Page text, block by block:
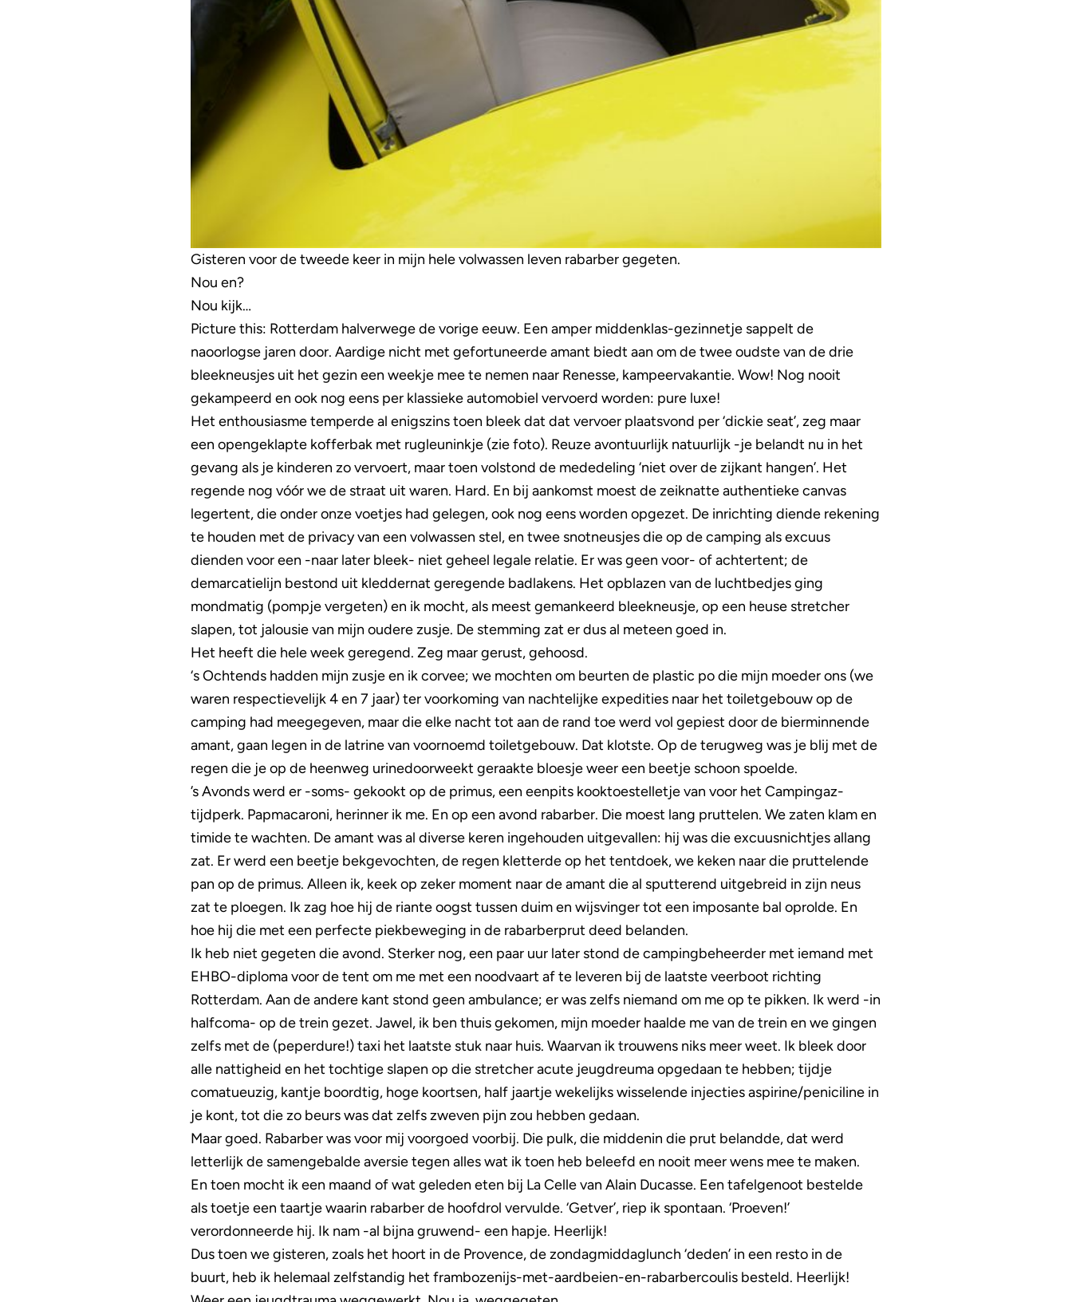
Gisteren voor de tweede keer in mijn hele volwassen leven rabarber gegeten.
Nou en?
Nou kijk…
Picture this: Rotterdam halverwege de vorige eeuw. Een amper middenklas-gezinnetje sappelt de
naoorlogse jaren door. Aardige nicht met gefortuneerde amant biedt aan om de twee oudste van de drie
bleekneusjes uit het gezin een weekje mee te nemen naar Renesse, kampeervakantie. Wow! Nog nooit
gekampeerd en ook nog eens per klassieke automobiel vervoerd worden: pure luxe!
Het enthousiasme temperde al enigszins toen bleek dat dat vervoer plaatsvond per ‘dickie seat’, zeg maar
een opengeklapte kofferbak met rugleuninkje (zie foto). Reuze avontuurlijk natuurlijk -je belandt nu in het
gevang als je kinderen zo vervoert, maar toen volstond de mededeling ‘niet over de zijkant hangen’. Het
regende nog vóór we de straat uit waren. Hard. En bij aankomst moest de zeiknatte authentieke canvas
legertent, die onder onze voetjes had gelegen, ook nog eens worden opgezet. De inrichting diende rekening
te houden met de privacy van een volwassen stel, en twee snotneusjes die op de camping als excuus
dienden voor een -naar later bleek- niet geheel legale relatie. Er was geen voor- of achtertent; de
demarcatielijn bestond uit kleddernat geregende badlakens. Het opblazen van de luchtbedjes ging
mondmatig (pompje vergeten) en ik mocht, als meest gemankeerd bleekneusje, op een heuse stretcher
slapen, tot jalousie van mijn oudere zusje. De stemming zat er dus al meteen goed in.
Het heeft die hele week geregend. Zeg maar gerust, gehoosd.
‘s Ochtends hadden mijn zusje en ik corvee; we mochten om beurten de plastic po die mijn moeder ons (we
waren respectievelijk 4 en 7 jaar) ter voorkoming van nachtelijke expedities naar het toiletgebouw op de
camping had meegegeven, maar die elke nacht tot aan de rand toe werd vol gepiest door de bierminnende
amant, gaan legen in de latrine van voornoemd toiletgebouw. Dat klotste. Op de terugweg was je blij met de
regen die je op de heenweg urinedoorweekt geraakte bloesje weer een beetje schoon spoelde.
’s Avonds werd er -soms- gekookt op de primus, een eenpits kooktoestelletje van voor het Campingaz-
tijdperk. Papmacaroni, herinner ik me. En op een avond rabarber. Die moest lang pruttelen. We zaten klam en
timide te wachten. De amant was al diverse keren ingehouden uitgevallen: hij was die excuusnichtjes allang
zat. Er werd een beetje bekgevochten, de regen kletterde op het tentdoek, we keken naar die pruttelende
pan op de primus. Alleen ik, keek op zeker moment naar de amant die al sputterend uitgebreid in zijn neus
zat te ploegen. Ik zag hoe hij de riante oogst tussen duim en wijsvinger tot een imposante bal oprolde. En
hoe hij die met een perfecte piekbeweging in de rabarberprut deed belanden.
Ik heb niet gegeten die avond. Sterker nog, een paar uur later stond de campingbeheerder met iemand met
EHBO-diploma voor de tent om me met een noodvaart af te leveren bij de laatste veerboot richting
Rotterdam. Aan de andere kant stond geen ambulance; er was zelfs niemand om me op te pikken. Ik werd -in
halfcoma- op de trein gezet. Jawel, ik ben thuis gekomen, mijn moeder haalde me van de trein en we gingen
zelfs met de (peperdure!) taxi het laatste stuk naar huis. Waarvan ik trouwens niks meer weet. Ik bleek door
alle nattigheid en het tochtige slapen op die stretcher acute jeugdreuma opgedaan te hebben; tijdje
comatueuzig, kantje boordtig, hoge koortsen, half jaartje wekelijks wisselende injecties aspirine/peniciline in
je kont, tot die zo beurs was dat zelfs zweven pijn zou hebben gedaan.
Maar goed. Rabarber was voor mij voorgoed voorbij. Die pulk, die middenin die prut belandde, dat werd
letterlijk de samengebalde aversie tegen alles wat ik toen heb beleefd en nooit meer wens mee te maken.
En toen mocht ik een maand of wat geleden eten bij La Celle van Alain Ducasse. Een tafelgenoot bestelde
als toetje een taartje waarin rabarber de hoofdrol vervulde. ‘Getver’, riep ik spontaan. ‘Proeven!’
verordonneerde hij. Ik nam -al bijna gruwend- een hapje. Heerlijk!
Dus toen we gisteren, zoals het hoort in de Provence, de zondagmiddaglunch ‘deden’ in een resto in de
buurt, heb ik helemaal zelfstandig het frambozenijs-met-aardbeien-en-rabarbercoulis besteld. Heerlijk!